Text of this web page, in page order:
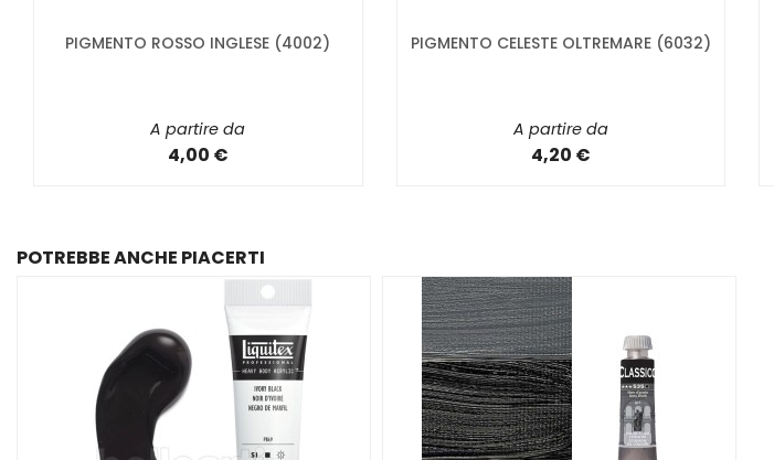
PIGMENTO ROSSO INGLESE (4002)
A partire da
4,00 €
PIGMENTO CELESTE OLTREMARE (6032)
A partire da
4,20 €
POTREBBE ANCHE PIACERTI